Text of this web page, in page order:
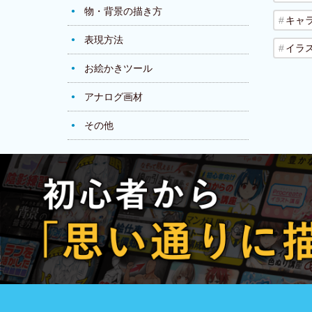
物・背景の描き方
表現方法
お絵かきツール
アナログ画材
その他
キャ
イラ